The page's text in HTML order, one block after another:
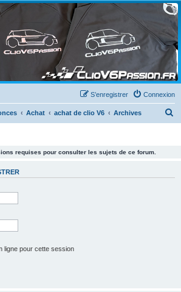
de Clio V6
Connexion
S’enregistrer
Achat achat de clio V6 Archives
requises pour consulter les sujets de ce forum.
ligne pour cette session